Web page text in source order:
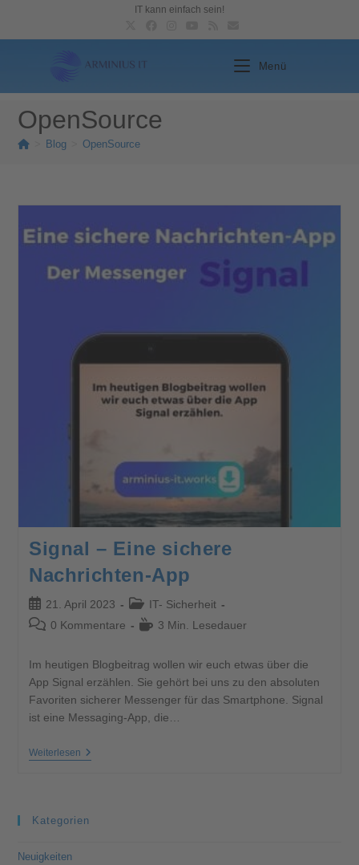
IT kann einfach sein!
Menü
OpenSource
Blog OpenSource
Signal – Eine sichere
Nachrichten-App
21. April 2023
IT- Sicherheit
0 Kommentare
3 Min. Lesedauer
Im heutigen Blogbeitrag wollen wir euch etwas über die
App Signal erzählen. Sie gehört bei uns zu den absoluten
Favoriten sicherer Messenger für das Smartphone. Signal
ist eine Messaging-App, die…
Weiterlesen
Kategorien
Neuigkeiten